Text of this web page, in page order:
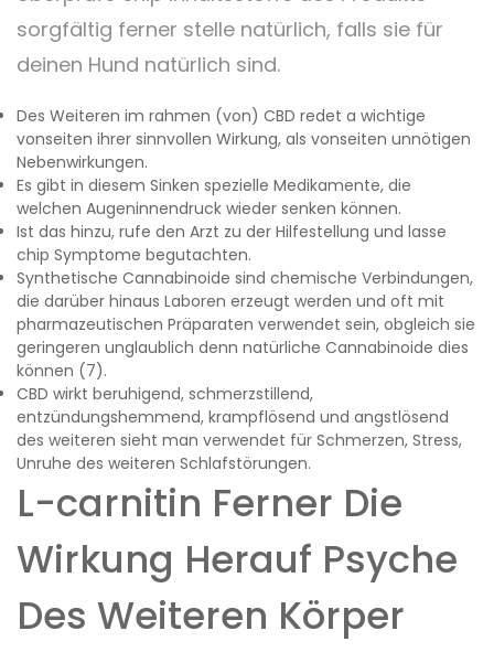
sorgfältig ferner stelle natürlich, falls sie für
deinen Hund natürlich sind.
Des Weiteren im rahmen (von) CBD redet a wichtige
vonseiten ihrer sinnvollen Wirkung, als vonseiten unnötigen
Nebenwirkungen.
Es gibt in diesem Sinken spezielle Medikamente, die
welchen Augeninnendruck wieder senken können.
Ist das hinzu, rufe den Arzt zu der Hilfestellung und lasse
chip Symptome begutachten.
Synthetische Cannabinoide sind chemische Verbindungen,
die darüber hinaus Laboren erzeugt werden und oft mit
pharmazeutischen Präparaten verwendet sein, obgleich sie
geringeren unglaublich denn natürliche Cannabinoide dies
können (7).
CBD wirkt beruhigend, schmerzstillend,
entzündungshemmend, krampflösend und angstlösend
des weiteren sieht man verwendet für Schmerzen, Stress,
Unruhe des weiteren Schlafstörungen.
L-carnitin Ferner Die
Wirkung Herauf Psyche
Des Weiteren Körper